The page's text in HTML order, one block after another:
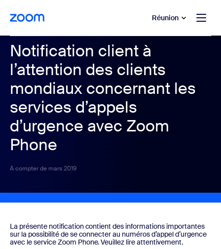
contenu principal
au chat d’aide Réunion
Notification client à
l’attention des clients
mondiaux concernant les
services d’appels
d’urgence avec Zoom
Phone
À compter de mars 2019
La présente notification contient des informations importantes
sur la possibilité de se connecter au numéros d’appel d’urgence
avec le service Zoom Phone. Veuillez lire attentivement.